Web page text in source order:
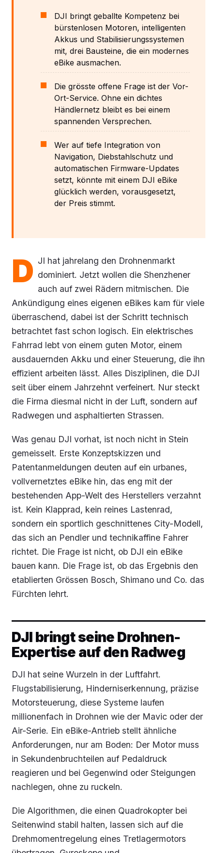
DJI bringt geballte Kompetenz bei
bürstenlosen Motoren, intelligenten
Akkus und Stabilisierungssystemen
mit, drei Bausteine, die ein modernes
eBike ausmachen.
Die grösste offene Frage ist der Vor-
Ort-Service. Ohne ein dichtes
Händlernetz bleibt es bei einem
spannenden Versprechen.
Wer auf tiefe Integration von
Navigation, Diebstahlschutz und
automatischen Firmware-Updates
setzt, könnte mit einem DJI eBike
glücklich werden, vorausgesetzt,
der Preis stimmt.
D JI hat jahrelang den Drohnenmarkt
dominiert. Jetzt wollen die Shenzhener
auch auf zwei Rädern mitmischen. Die
Ankündigung eines eigenen eBikes kam für viele
überraschend, dabei ist der Schritt technisch
betrachtet fast schon logisch. Ein elektrisches
Fahrrad lebt von einem guten Motor, einem
ausdauernden Akku und einer Steuerung, die ihn
effizient arbeiten lässt. Alles Disziplinen, die DJI
seit über einem Jahrzehnt verfeinert. Nur steckt
die Firma diesmal nicht in der Luft, sondern auf
Radwegen und asphaltierten Strassen.
Was genau DJI vorhat, ist noch nicht in Stein
gemeisselt. Erste Konzeptskizzen und
Patentanmeldungen deuten auf ein urbanes,
vollvernetztes eBike hin, das eng mit der
bestehenden App-Welt des Herstellers verzahnt
ist. Kein Klapprad, kein reines Lastenrad,
sondern ein sportlich geschnittenes City-Modell,
das sich an Pendler und technikaffine Fahrer
richtet. Die Frage ist nicht, ob DJI ein eBike
bauen kann. Die Frage ist, ob das Ergebnis den
etablierten Grössen Bosch, Shimano und Co. das
Fürchten lehrt.
DJI bringt seine Drohnen-
Expertise auf den Radweg
DJI hat seine Wurzeln in der Luftfahrt.
Flugstabilisierung, Hinderniserkennung, präzise
Motorsteuerung, diese Systeme laufen
millionenfach in Drohnen wie der Mavic oder der
Air-Serie. Ein eBike-Antrieb stellt ähnliche
Anforderungen, nur am Boden: Der Motor muss
in Sekundenbruchteilen auf Pedaldruck
reagieren und bei Gegenwind oder Steigungen
nachlegen, ohne zu ruckeln.
Die Algorithmen, die einen Quadrokopter bei
Seitenwind stabil halten, lassen sich auf die
Drehmomentregelung eines Tretlagermotors